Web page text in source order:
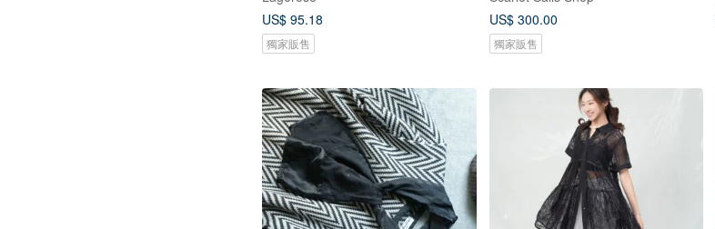
US$ 95.18
獨家販售
US$ 300.00
獨家販售